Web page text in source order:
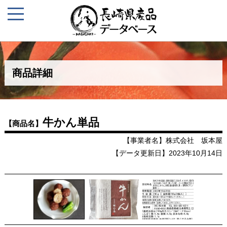
商品詳細
【商品名】 牛かん単品
【事業者名】株式会社 坂本屋
【データ更新日】2023年10月14日